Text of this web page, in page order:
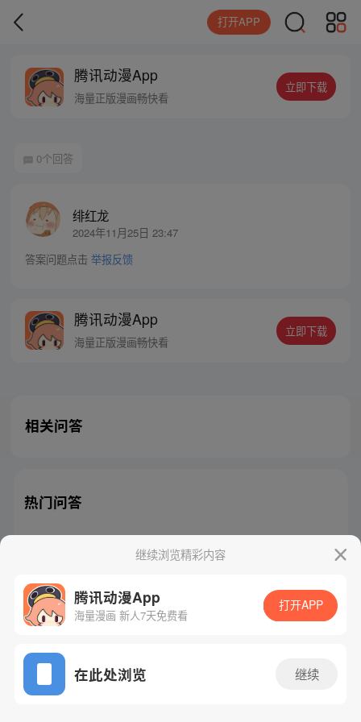
打开APP
腾讯动漫App
海量正版漫画畅快看
立即下载
0个回答
绯红龙
2024年11月25日 23:47
答案问题点击 举报反馈
腾讯动漫App
海量正版漫画畅快看
立即下载
相关问答
热门问答
继续浏览精彩内容
腾讯动漫App
海量漫画 新人7天免费看
打开APP
在此处浏览 继续
腾讯漫画 起点读书 QQ阅读
网站备案/许可证号：粤B2-20090059-5